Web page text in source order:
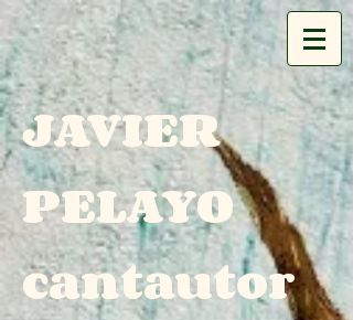
JAVIER
PELAYO
cantautor